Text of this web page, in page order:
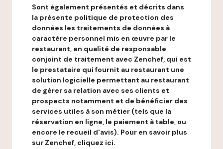
Sont également présentés et décrits dans
la présente politique de protection des
données les traitements de données à
caractère personnel mis en œuvre par le
restaurant, en qualité de responsable
conjoint de traitement avec Zenchef, qui est
le prestataire qui fournit au restaurant une
solution logicielle permettant au restaurant
de gérer sa relation avec ses clients et
prospects notamment et de bénéficier des
services utiles à son métier (tels que la
réservation en ligne, le paiement à table, ou
encore le recueil d'avis). Pour en savoir plus
sur Zenchef, cliquez ici.